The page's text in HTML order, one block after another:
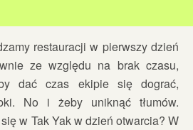
restauracji w pierwszy dzień
ze względu na brak czasu,
dać czas ekipie się dograć,
No i żeby uniknąć tłumów.
w Tak Yak w dzień otwarcia? W